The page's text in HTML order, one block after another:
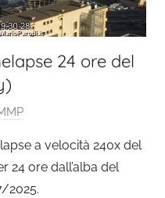
24 ore del
a velocità 240x del
24 ore dall’alba del
2025.